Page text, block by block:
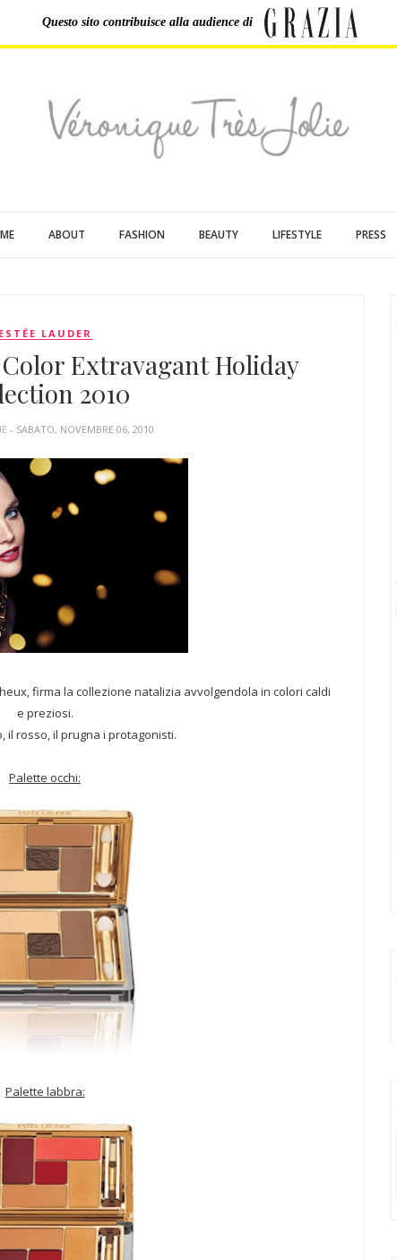
Questo sito contribuisce alla audience di
ABOUT FASHION BEAUTY LIFESTYLE PRESS
LAUDER
Extravagant Holiday
2010
- SABATO, NOVEMBRE 06, 2010
firma la collezione natalizia avvolgendola in colori caldi
e preziosi.
il rosso, il prugna i protagonisti.
Palette occhi:
Palette labbra: